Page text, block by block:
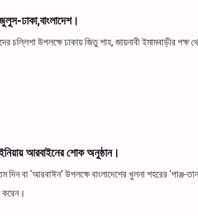
ঢাকা,বাংলাদেশ।
চল্লিশা উপলক্ষে ঢাকায় জিতু শাহ, জায়নাবী ইমামবাড়ীর
আরবাইনের শোক অনুষ্ঠান।
দিন বা ‘আরবাঈন’ উপলক্ষে বাংলাদেশের খুলনা শহরের